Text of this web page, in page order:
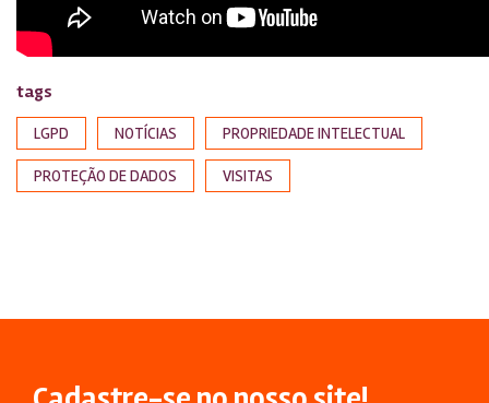
tags
LGPD NOTÍCIAS PROPRIEDADE INTELECTUAL
PROTEÇÃO DE DADOS VISITAS